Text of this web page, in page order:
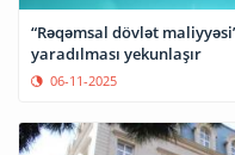
“Rəqəmsal dövlət
yaradılması yekunlaşır
06-11-2025